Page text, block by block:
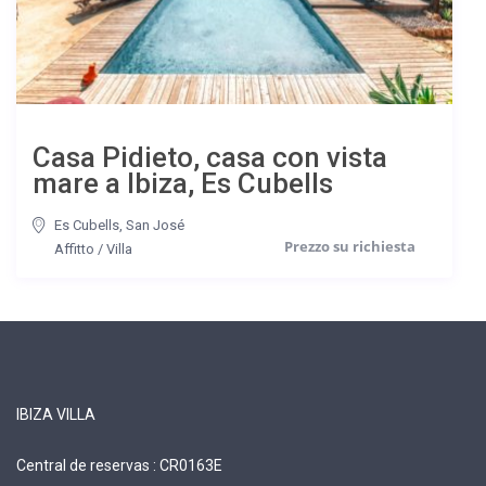
Casa Pidieto, casa con vista
mare a Ibiza, Es Cubells
Es Cubells ,San José
Affitto /Villa
IBIZA VILLA
Central de reservas : CR0163E